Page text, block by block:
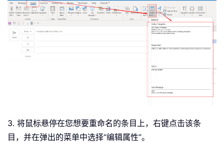
3. 将鼠标悬停在您想要重命名的条目上，右键点击该条
目，并在弹出的菜单中选择“编辑属性”。